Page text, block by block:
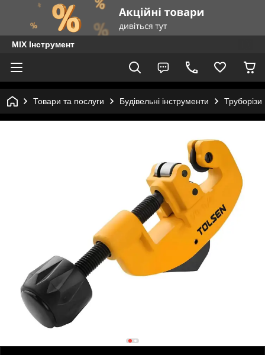
MIX Інструмент
Товари та послуги Будівельні інструменти Труборізи